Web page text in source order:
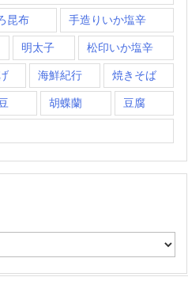
昆布 手造りいか塩辛
明太子 松印いか塩辛
海鮮紀行 焼きそば
胡蝶蘭 豆腐